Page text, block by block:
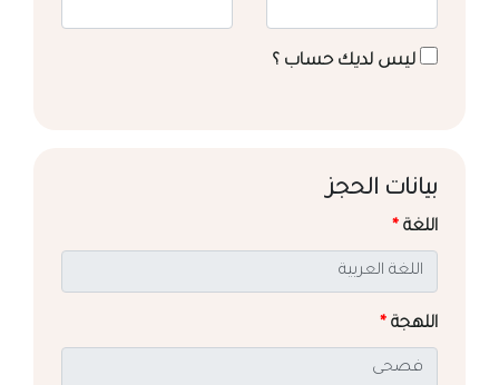
ليس لديك حساب ؟
بيانات الحجز
اللغة *
اللهجة *